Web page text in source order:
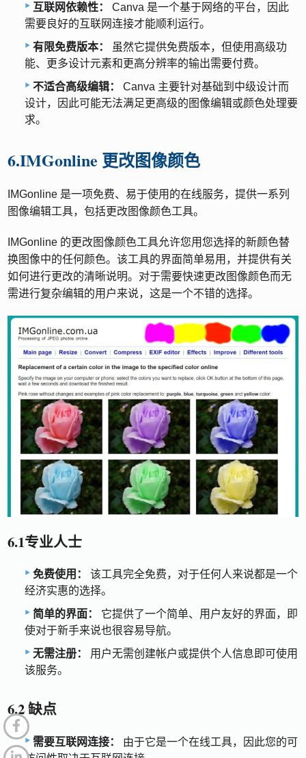
互联网依赖性：
Canva 是一个基于网络的平台，因此
需要良好的互联网连接才能顺利运行。
有限免费版本：
虽然它提供免费版本，但使用高级功
能、更多设计元素和更高分辨率的输出需要付费。
不适合高级编辑：
Canva 主要针对基础到中级设计而
设计，因此可能无法满足更高级的图像编辑或颜色处理要
求。
6.IMGonline 更改图像颜色
IMGonline 是一项免费、易于使用的在线服务，提供一系列
图像编辑工具，包括更改图像颜色工具。
IMGonline 的更改图像颜色工具允许您用您选择的新颜色替
换图像中的任何颜色。该工具的界面简单易用，并提供有关
如何进行更改的清晰说明。对于需要快速更改图像颜色而无
需进行复杂编辑的用户来说，这是一个不错的选择。
6.1专业人士
免费使用：
该工具完全免费，对于任何人来说都是一个
经济实惠的选择。
简单的界面：
它提供了一个简单、用户友好的界面，即
使对于新手来说也很容易导航。
无需注册：
用户无需创建帐户或提供个人信息即可使用
该服务。
6.2 缺点
需要互联网连接：
由于它是一个在线工具，因此您的可